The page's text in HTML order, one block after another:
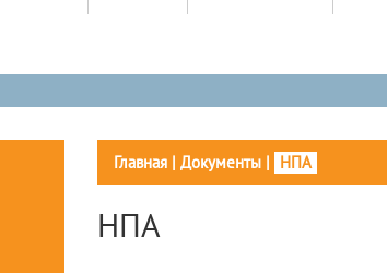
Главная| Документы| НПА
НПА